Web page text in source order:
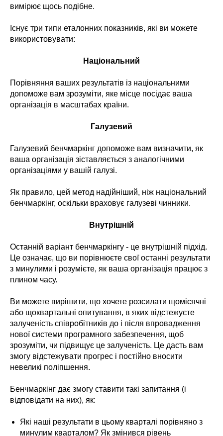
вимірює щось подібне.
Існує три типи еталонних показників, які ви можете
використовувати:
Національний
Порівняння ваших результатів із національними
допоможе вам зрозуміти, яке місце посідає ваша
організація в масштабах країни.
Галузевий
Галузевий бенчмаркінг допоможе вам визначити, як
ваша організація зіставляється з аналогічними
організаціями у вашій галузі.
Як правило, цей метод надійніший, ніж національний
бенчмаркінг, оскільки враховує галузеві чинники.
Внутрішній
Останній варіант бенчмаркінгу - це внутрішній підхід.
Це означає, що ви порівнюєте свої останні результати
з минулими і розумієте, як ваша організація працює з
плином часу.
Ви можете вирішити, що хочете розсилати щомісячні
або щоквартальні опитування, в яких відстежуєте
залученість співробітників до і після впровадження
нової системи програмного забезпечення, щоб
зрозуміти, чи підвищує це залученість. Це дасть вам
змогу відстежувати прогрес і постійно вносити
невеликі поліпшення.
Бенчмаркінг дає змогу ставити такі запитання (і
відповідати на них), як:
Які наші результати в цьому кварталі порівняно з
минулим кварталом? Як змінився рівень